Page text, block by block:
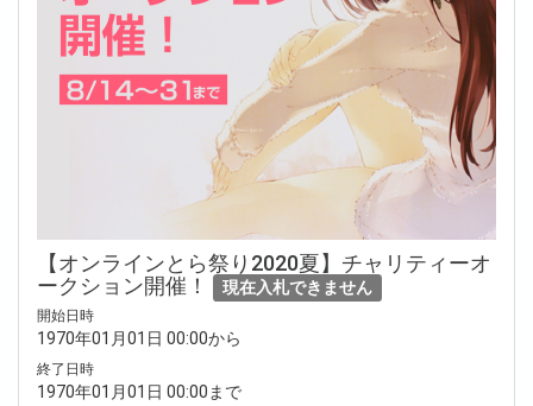
【オンラインとら祭り2020夏】チャリティーオ
ークション開催！
現在入札できません
開始日時
1970年01月01日 00:00から
終了日時
1970年01月01日 00:00まで